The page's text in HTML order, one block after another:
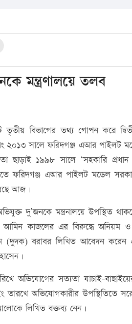
মন্ত্রণালয়ে তলব
বিভাগের তথ্য গোপন করে
২০১৩ সালে ফরিদগঞ্জ এআর পাইলট
ছাড়াই ১৯৯৮ সালে ‘সহকারি
ফরিদগঞ্জ এআর পাইলট মডেল
আজ।
দু’জনকে মন্ত্রনালয়ে উপস্থিত
কাজলের এর বিরুদ্ধে অনিয়ম ও
বরাবর লিখিত আবেদন করেন
অভিযোগের সত্যতা যাচাই-
তারখে অভিযোগকারীর উপস্থিতিতে
লিখিত বক্তব্য নেন।